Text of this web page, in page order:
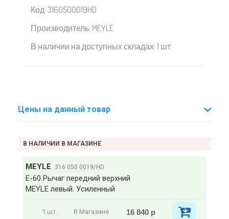
Код: 3160500019HD
Производитель: MEYLE
В наличии на доступных складах: 1 шт.
Цены на данный товар
В НАЛИЧИИ В МАГАЗИНЕ
MEYLE 316 050 0019/HD
E-60 Рычаг передний верхний
MEYLE левый. Усиленный
1 шт. В Магазине 16 840 р